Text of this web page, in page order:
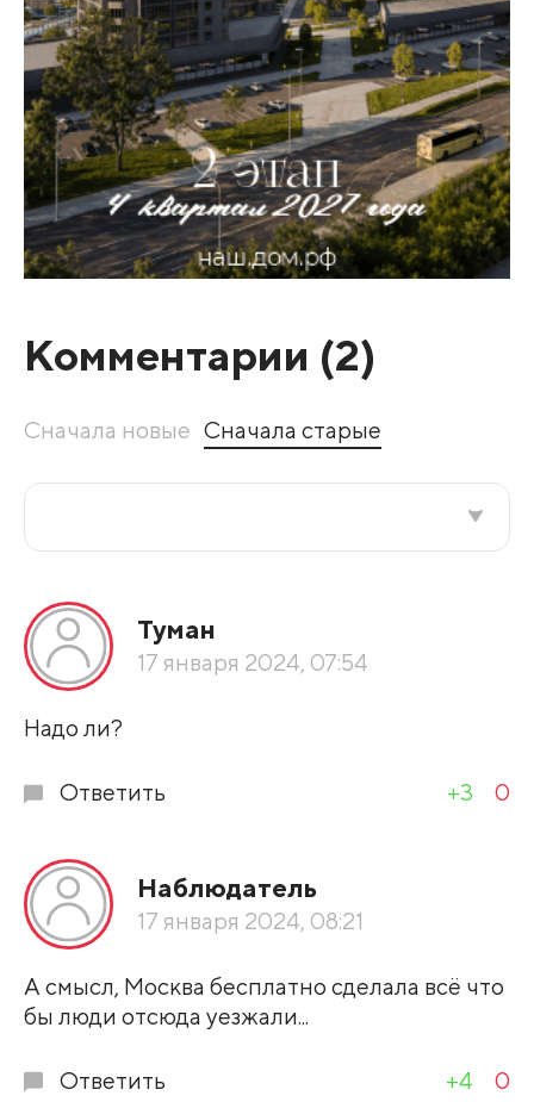
Комментарии (2)
Сначала новые Сначала старые
По рейтингу
Развернуть все
Туман
17 января 2024, 07:54
Надо ли?
Ответить +3 0
Наблюдатель
17 января 2024, 08:21
А смысл, Москва бесплатно сделала всё что
бы люди отсюда уезжали...
Ответить +4 0